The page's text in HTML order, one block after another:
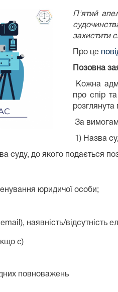
П'ятий
захистити
Про це
Позовна
Кожна
про спір
розглянута
За
1) Назва
суду, до якого подається
юридичої особи;
наявність/відсутність
є)
повноважень